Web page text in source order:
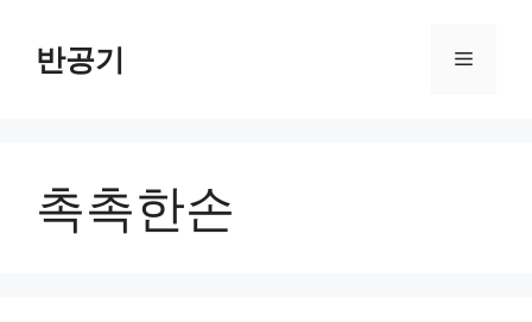
반공기 메
촉촉한손